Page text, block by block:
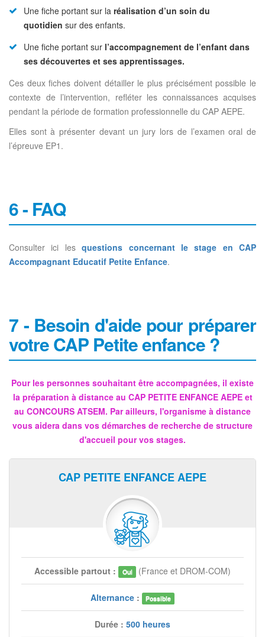
Une fiche portant sur la réalisation d’un soin du
quotidien sur des enfants.
Une fiche portant sur l’accompagnement de l’enfant dans
ses découvertes et ses apprentissages.
Ces deux fiches doivent détailler le plus précisément possible le
contexte de l’intervention, refléter les connaissances acquises
pendant la période de formation professionnelle du CAP AEPE.
Elles sont à présenter devant un jury lors de l’examen oral de
l’épreuve EP1.
6 - FAQ
Consulter ici lesquestions concernant le stage en CAP
Accompagnant Educatif Petite Enfance.
7 - Besoin d'aide pour préparer
votre CAP Petite enfance ?
Pour les personnes souhaitant être accompagnées, il existe
la préparation à distance au CAP PETITE ENFANCE AEPE et
au CONCOURS ATSEM. Par ailleurs, l'organisme à distance
vous aidera dans vos démarches de recherche de structure
d'accueil pour vos stages.
CAP PETITE ENFANCE AEPE
Accessible partout : Oui (France et DROM-COM)
Alternance: Possible
Durée : 500 heures